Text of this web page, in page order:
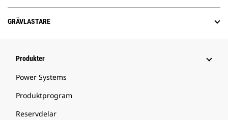
GRÄVLASTARE
Produkter
Power Systems
Produktprogram
Reservdelar